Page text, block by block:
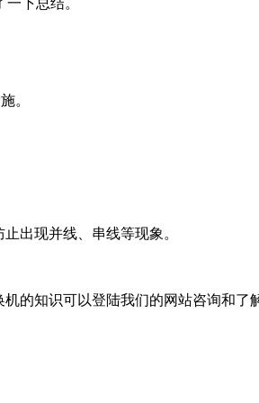
下总结。
。
出现并线、串线等现象。
的知识可以登陆我们的网站咨询和了